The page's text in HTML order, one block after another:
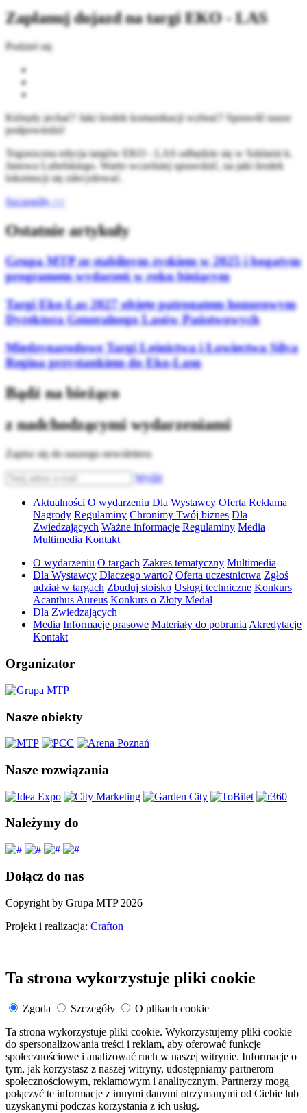
Zaplanuj dojazd na targi EKO - LAS
Podziel się
Którędy jechać? Jaki środek komunikacji wybrać? Sprawdź nasze
podpowiedzi!
Tegoroczna edycja targów EKO - LAS odbędzie się w Szklarni k.
Janowa Lubelskiego. Warto wcześniej sprawdzić, na jaki środek
lokomocji się zdecydować.
Szczegóły >>
Ostatnie artykuły
Grupa MTP ze stabilnym zyskiem w 2025 i bogatym
programem wydarzeń w roku bieżącym
Targi Eko-Las 2027 objęte patronatem honorowym
Dyrektora Generalnego Lasów Państwowych
Międzynarodowe Targi Leśnictwa i Łowiectwa Silva
Regina przystankiem do Eko-Lasu
Bądź na bieżąco
z nadchodzącymi wydarzeniami
Zapisz się do naszego newslettera
Wyślij
Aktualności O wydarzeniu Dla Wystawcy Oferta Reklama
Nagrody Regulaminy Chronimy Twój biznes Dla
Zwiedzających Ważne informacje Regulaminy Media
Multimedia Kontakt
O wydarzeniu O targach Zakres tematyczny Multimedia
Dla Wystawcy Dlaczego warto? Oferta uczestnictwa Zgłoś
udział w targach Zbuduj stoisko Usługi techniczne Konkurs
Acanthus Aureus Konkurs o Złoty Medal
Dla Zwiedzających
Media Informacje prasowe Materiały do pobrania Akredytacje
Kontakt
Organizator
Nasze obiekty
Nasze rozwiązania
Należymy do
Dołącz do nas
Copyright by Grupa MTP 2026
Projekt i realizacja: Crafton
Ta strona wykorzystuje pliki cookie
Zgoda Szczegóły
O plikach cookie
Ta strona wykorzystuje pliki cookie. Wykorzystujemy pliki cookie
do spersonalizowania treści i reklam, aby oferować funkcje
społecznościowe i analizować ruch w naszej witrynie. Informacje o
tym, jak korzystasz z naszej witryny, udostępniamy partnerom
społecznościowym, reklamowym i analitycznym. Partnerzy mogą
połączyć te informacje z innymi danymi otrzymanymi od Ciebie lub
uzyskanymi podczas korzystania z ich usług.